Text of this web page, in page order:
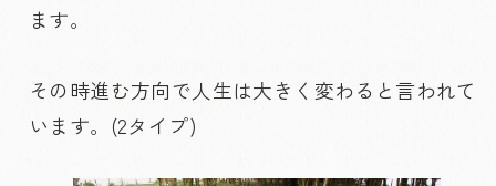
ます。
その時進む方向で人生は大きく変わると言われて
います。(2タイプ)